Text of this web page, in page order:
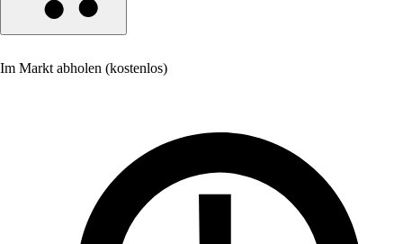
Im Markt abholen (kostenlos)